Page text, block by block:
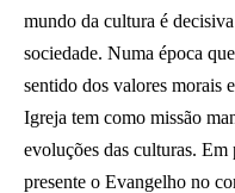
mundo da cultura é
sociedade. Numa época
sentido dos valores morais
Igreja tem como missão
evoluções das culturas.
presente o Evangelho no